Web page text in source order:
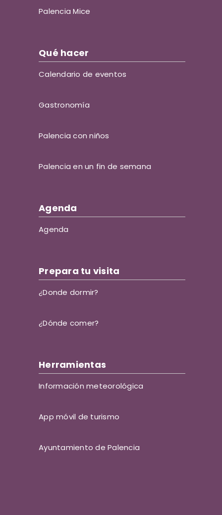
Palencia Mice
Qué hacer
Calendario de eventos
Gastronomía
Palencia con niños
Palencia en un fin de semana
Agenda
Agenda
Prepara tu visita
¿Donde dormir?
¿Dónde comer?
Herramientas
Información meteorológica
App móvil de turismo
Ayuntamiento de Palencia